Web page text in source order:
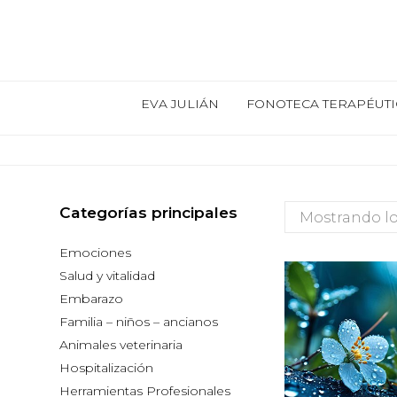
EVA JULIÁN FONOTECA
Mostrando
Categorías principales
Emociones
Salud y vitalidad
Embarazo
Familia – niños – ancianos
Animales veterinaria
Hospitalización
Herramientas Profesionales